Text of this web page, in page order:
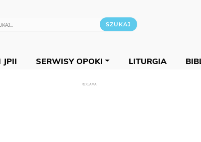
JPII SERWISY OPOKI LITURGIA
REKLAMA